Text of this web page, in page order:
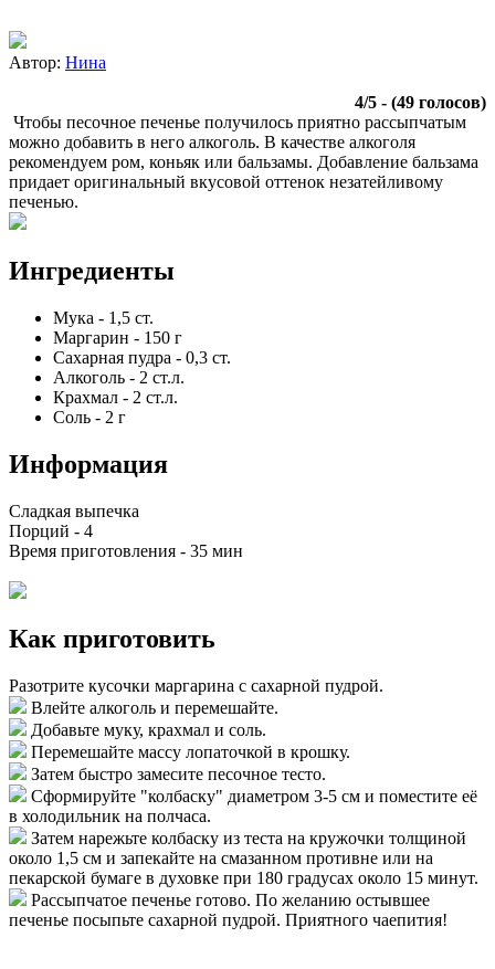
Автор: Нина
4/5 - (49 голосов)
Чтобы песочное печенье получилось приятно рассыпчатым
можно добавить в него алкоголь. В качестве алкоголя
рекомендуем ром, коньяк или бальзамы. Добавление бальзама
придает оригинальный вкусовой оттенок незатейливому
печенью.
Ингредиенты
Мука - 1,5 ст.
Маргарин - 150 г
Сахарная пудра - 0,3 ст.
Алкоголь - 2 ст.л.
Крахмал - 2 ст.л.
Соль - 2 г
Информация
Сладкая выпечка
Порций - 4
Время приготовления - 35 мин
Как приготовить
Разотрите кусочки маргарина с сахарной пудрой.
Влейте алкоголь и перемешайте.
Добавьте муку, крахмал и соль.
Перемешайте массу лопаточкой в крошку.
Затем быстро замесите песочное тесто.
Сформируйте "колбаску" диаметром 3-5 см и поместите её
в холодильник на полчаса.
Затем нарежьте колбаску из теста на кружочки толщиной
около 1,5 см и запекайте на смазанном противне или на
пекарской бумаге в духовке при 180 градусах около 15 минут.
Рассыпчатое печенье готово. По желанию остывшее
печенье посыпьте сахарной пудрой. Приятного чаепития!